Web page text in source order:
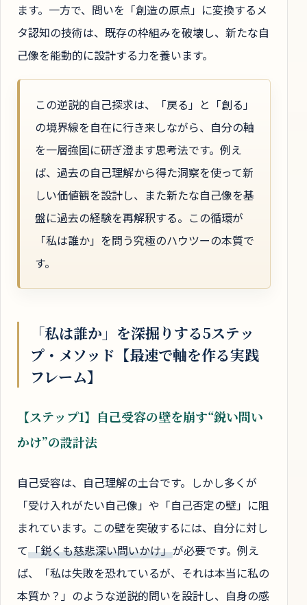
ます。一方で、問いを「創造の原点」に変換するメ
タ認知の技術は、既存の枠組みを破壊し、新たな自
己像を能動的に設計する力を養います。
この逆説的自己探求は、「戻る」と「創る」
の境界線を自在に行き来しながら、自分の軸
を一層強固に研ぎ澄ます思考法です。例え
ば、過去の自己理解から得た洞察を使って新
しい価値観を設計し、また新たな自己像を基
盤に過去の経験を再解釈する。この循環が
「私は誰か」を問う究極のハウツーの本質で
す。
「私は誰か」を深掘りする5ステッ
プ・メソッド【最速で軸を作る実践
フレーム】
【ステップ1】自己受容の壁を崩す“鋭い問い
かけ”の設計法
自己受容は、自己理解の土台です。しかし多くが
「受け入れがたい自己像」や「自己否定の壁」に阻
まれています。この壁を突破するには、自分に対し
て「鋭くも慈悲深い問いかけ」が必要です。例え
ば、「私は失敗を恐れているが、それは本当に私の
本質か？」のような逆説的問いを設計し、自身の感